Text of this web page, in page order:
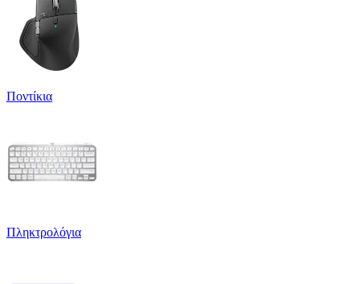
Ποντίκια
Πληκτρολόγια